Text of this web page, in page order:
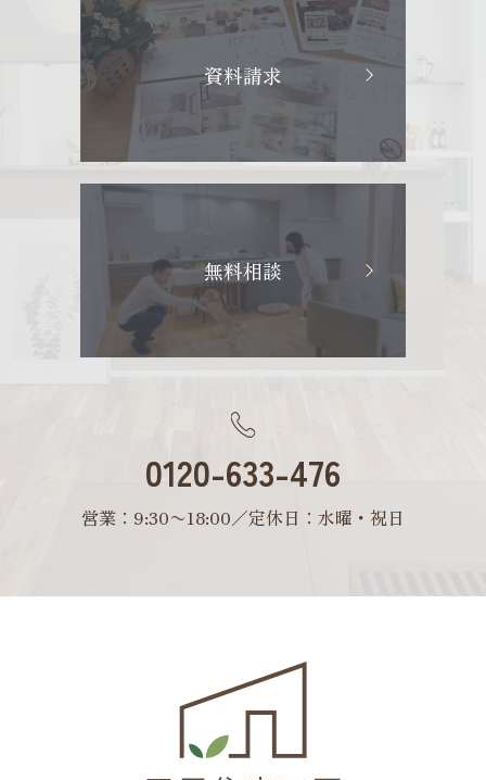
資料請求
無料相談
0120-633-476
営業：9:30〜18:00／定休日：水曜・祝日